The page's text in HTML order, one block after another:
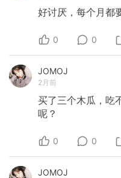
好讨厌，每个月都
0 0
JOMOJ
2月前
买了三个木瓜，吃
呢？
0 0
JOMOJ